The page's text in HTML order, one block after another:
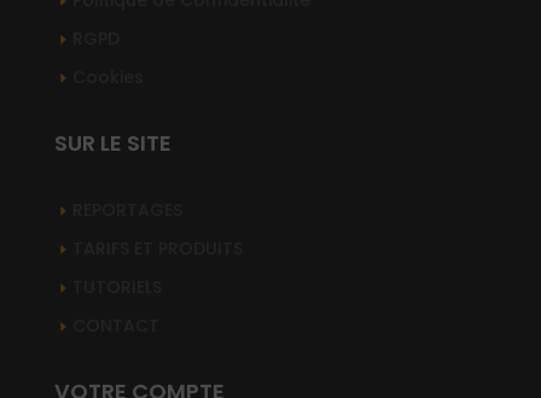
SUR LE SITE
VOTRE COMPTE